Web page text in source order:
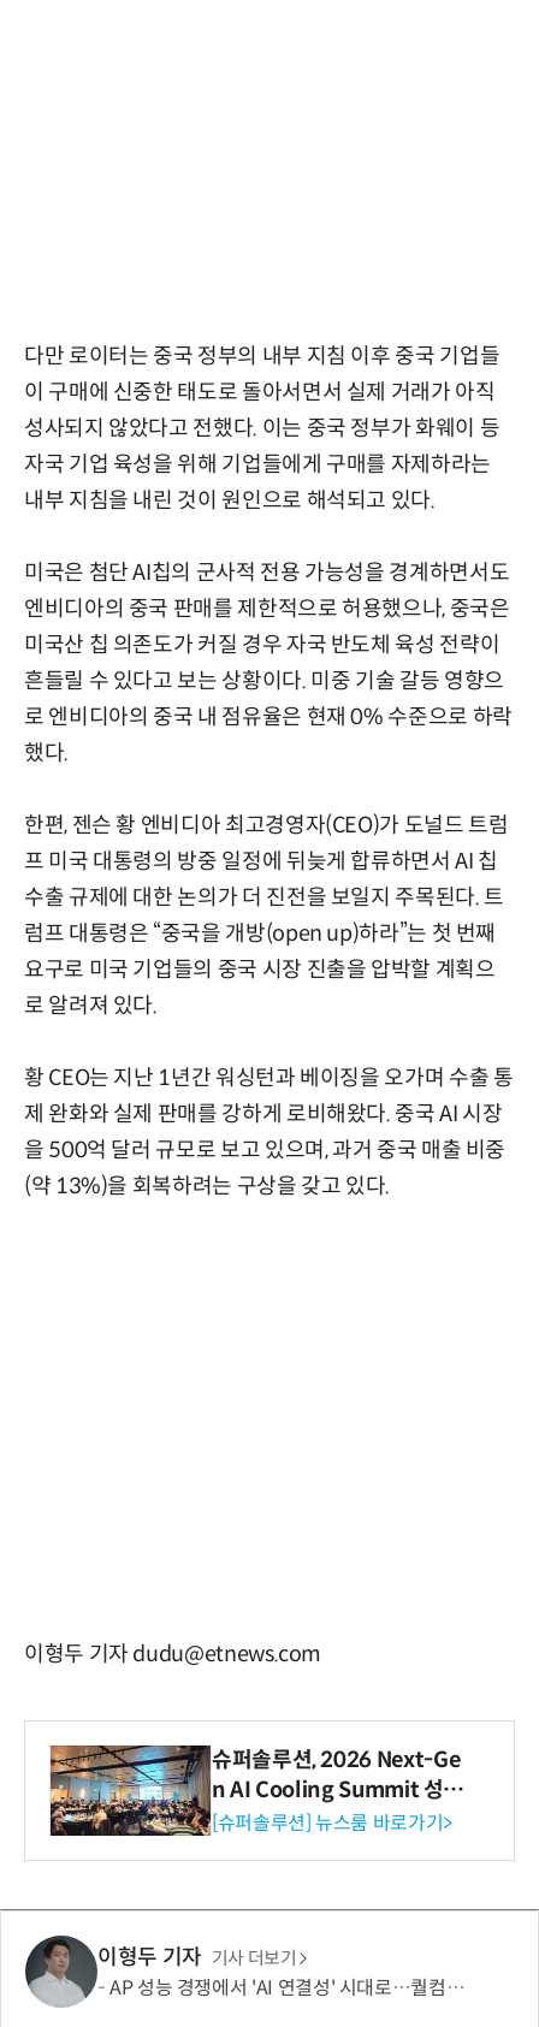
다만 로이터는 중국 정부의 내부 지침 이후 중국 기업들
이 구매에 신중한 태도로 돌아서면서 실제 거래가 아직
성사되지 않았다고 전했다. 이는 중국 정부가 화웨이 등
자국 기업 육성을 위해 기업들에게 구매를 자제하라는
내부 지침을 내린 것이 원인으로 해석되고 있다.
미국은 첨단 AI칩의 군사적 전용 가능성을 경계하면서도
엔비디아의 중국 판매를 제한적으로 허용했으나, 중국은
미국산 칩 의존도가 커질 경우 자국 반도체 육성 전략이
흔들릴 수 있다고 보는 상황이다. 미중 기술 갈등 영향으
로 엔비디아의 중국 내 점유율은 현재 0% 수준으로 하락
했다.
한편, 젠슨 황 엔비디아 최고경영자(CEO)가 도널드 트럼
프 미국 대통령의 방중 일정에 뒤늦게 합류하면서 AI 칩
수출 규제에 대한 논의가 더 진전을 보일지 주목된다. 트
럼프 대통령은 “중국을 개방(open up)하라”는 첫 번째
요구로 미국 기업들의 중국 시장 진출을 압박할 계획으
로 알려져 있다.
황 CEO는 지난 1년간 워싱턴과 베이징을 오가며 수출 통
제 완화와 실제 판매를 강하게 로비해왔다. 중국 AI 시장
을 500억 달러 규모로 보고 있으며, 과거 중국 매출 비중
(약 13%)을 회복하려는 구상을 갖고 있다.
이형두 기자 dudu@etnews.com
슈퍼솔루션, 2026 Next-Ge
n AI Cooling Summit 성황
리 성료
[슈퍼솔루션] 뉴스룸 바로가기>
이형두 기자 기사 더보기
AP 성능 경쟁에서 'AI 연결성' 시대로…퀄컴 영역 확장 본격화